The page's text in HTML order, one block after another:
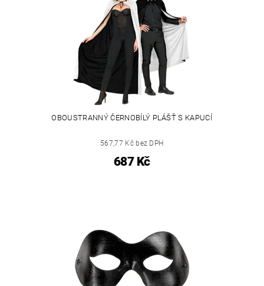
OBOUSTRANNÝ ČERNOBÍLÝ PLÁŠŤ S KAPUCÍ
567,77 Kč bez DPH
687 Kč